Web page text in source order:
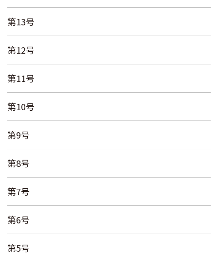
第13号
第12号
第11号
第10号
第9号
第8号
第7号
第6号
第5号